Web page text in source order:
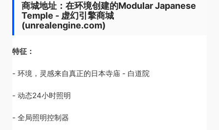
商城地址：在环境创建的Modular Japanese
Temple - 虚幻引擎商城
(unrealengine.com)
特征：
- 环境，灵感来自真正的日本寺庙 - 白道院
- 动态24小时照明
- 全局照明控制器